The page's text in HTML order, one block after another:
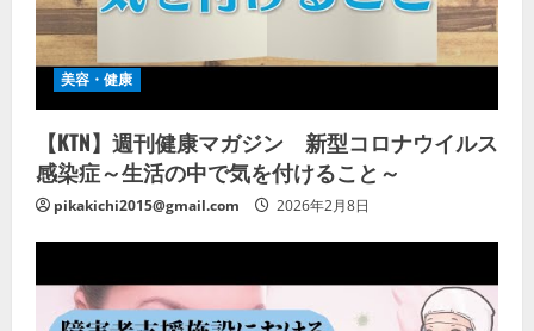
美容・健康
【KTN】週刊健康マガジン 新型コロナウイルス
感染症～生活の中で気を付けること～
pikakichi2015@gmail.com 2026年2月8日